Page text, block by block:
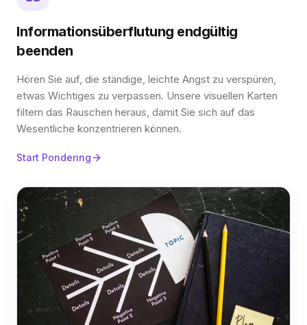
Informationsüberflutung endgültig
beenden
Hören Sie auf, die ständige, leichte Angst zu verspüren,
etwas Wichtiges zu verpassen. Unsere visuellen Karten
filtern das Rauschen heraus, damit Sie sich auf das
Wesentliche konzentrieren können.
Start Pondering